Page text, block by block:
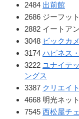
2484 出前館
2686 ジーフット
2882 イートア
3048 ビックカ
3174 ハピネス
3222 ユナイテ
ングス
3387 クリエイ
4668 明光ネッ
7545 西松屋チ